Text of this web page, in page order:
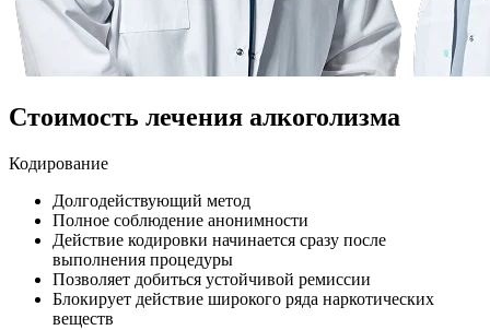
Стоимость лечения алкоголизма
Кодирование
Долгодействующий метод
Полное соблюдение анонимности
Действие кодировки начинается сразу после
выполнения процедуры
Позволяет добиться устойчивой ремиссии
Блокирует действие широкого ряда наркотических
веществ